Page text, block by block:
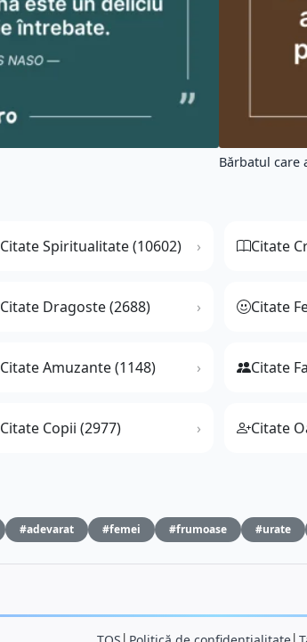
Bărbatul care
Citate Spiritualitate (10602) Citate
Citate Dragoste (2688) Citate
Citate Amuzante (1148) Citate
Citate Copii (2977) Citate
#adevarat #femei #frumoase #urate